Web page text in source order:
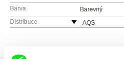
Barva
Barevný
Distribuce
AQS